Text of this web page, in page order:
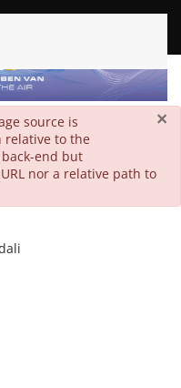
×
source is
relative to the
end but
nor a relative path to